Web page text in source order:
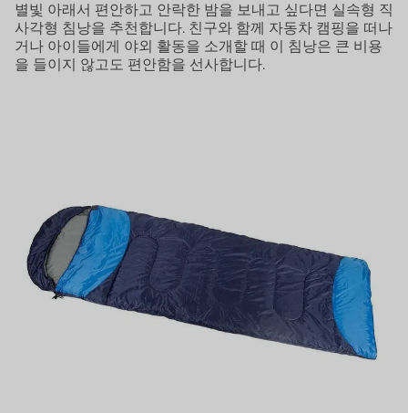
별빛 아래서 편안하고 안락한 밤을 보내고 싶다면 실속형 직
사각형 침낭을 추천합니다. 친구와 함께 자동차 캠핑을 떠나
거나 아이들에게 야외 활동을 소개할 때 이 침낭은 큰 비용
을 들이지 않고도 편안함을 선사합니다.